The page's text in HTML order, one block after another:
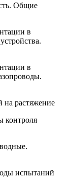
Общие
в
в
растяжение
контроля
испытаний